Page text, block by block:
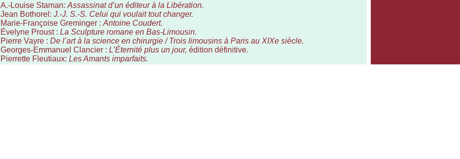
A.-Louise Staman: Assassinat d’un éditeur à la Libération.
Jean Bothorel: J.-J. S.-S. Celui qui voulait tout changer.
Marie-Françoise Greminger : Antoine Coudert.
Évelyne Proust : La Sculpture romane en Bas-Limousin.
Pierre Vayre : De l’art à la science en chirurgie / Trois limousins à Paris au XIXe siècle.
Georges-Emmanuel Clancier : L’Éternité plus un jour, édition définitive.
Pierrette Fleutiaux: Les Amants imparfaits.